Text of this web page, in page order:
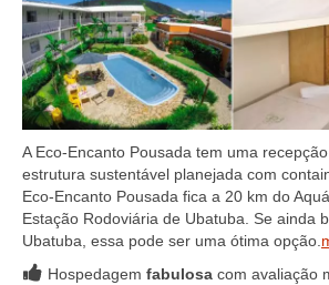
A Eco-Encanto Pousada tem uma
estrutura sustentável planejada com
Eco-Encanto Pousada fica a 20 km do
Estação Rodoviária de Ubatuba. Se ainda
Ubatuba, essa pode ser uma ótima opção.
Hospedagem fabulosa com avaliação